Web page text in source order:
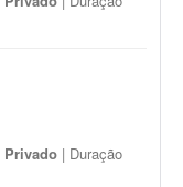
Privado | Duração